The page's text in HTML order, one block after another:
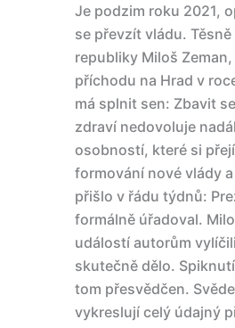
Je podzim roku 2021,
se převzít vládu.
republiky Miloš
příchodu na Hrad v
má splnit sen: Zbavit
zdraví nedovoluje
osobností, které si
formování nové vlády
přišlo v řádu týdnů:
formálně úřadoval.
událostí autorům
skutečně dělo.
tom přesvědčen.
vykreslují celý údajný